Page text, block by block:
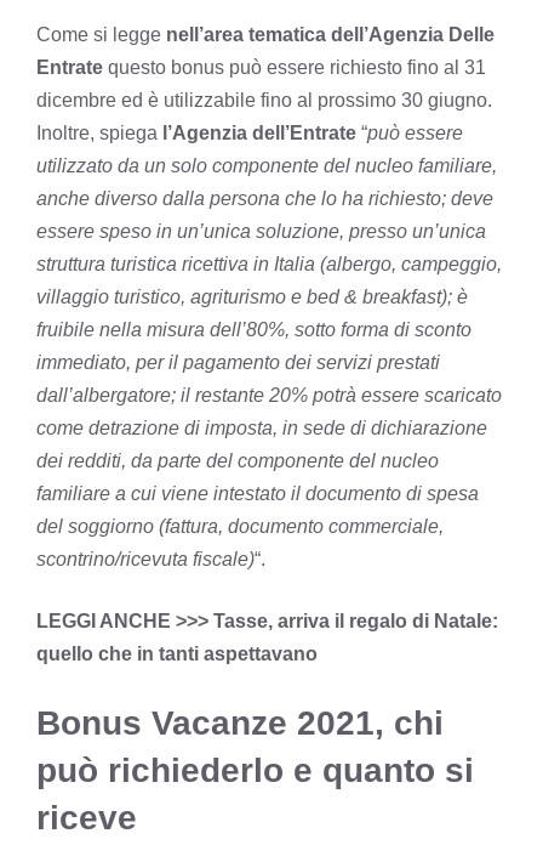
Come si legge nell’area tematica dell’Agenzia Delle
Entrate questo bonus può essere richiesto fino al 31
dicembre ed è utilizzabile fino al prossimo 30 giugno.
Inoltre, spiega l’Agenzia dell’Entrate “può essere
utilizzato da un solo componente del nucleo familiare,
anche diverso dalla persona che lo ha richiesto; deve
essere speso in un’unica soluzione, presso un’unica
struttura turistica ricettiva in Italia (albergo, campeggio,
villaggio turistico, agriturismo e bed & breakfast); è
fruibile nella misura dell’80%, sotto forma di sconto
immediato, per il pagamento dei servizi prestati
dall’albergatore; il restante 20% potrà essere scaricato
come detrazione di imposta, in sede di dichiarazione
dei redditi, da parte del componente del nucleo
familiare a cui viene intestato il documento di spesa
del soggiorno (fattura, documento commerciale,
scontrino/ricevuta fiscale)“.
LEGGI ANCHE >>> Tasse, arriva il regalo di Natale:
quello che in tanti aspettavano
Bonus Vacanze 2021, chi
può richiederlo e quanto si
riceve